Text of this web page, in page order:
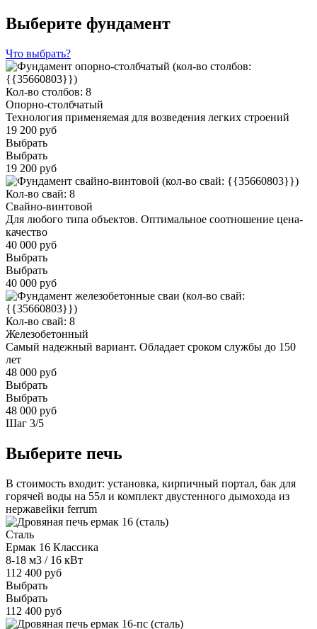
Выберите фундамент
Что выбрать?
Кол-во столбов: 8
Опорно-столбчатый
Технология применяемая для возведения легких строений
19 200 руб
Выбрать
Выбрать
19 200 руб
Кол-во свай: 8
Свайно-винтовой
Для любого типа объектов. Оптимальное соотношение цена-
качество
40 000 руб
Выбрать
Выбрать
40 000 руб
Кол-во свай: 8
Железобетонный
Самый надежный вариант. Обладает сроком службы до 150
лет
48 000 руб
Выбрать
Выбрать
48 000 руб
Шаг 3/5
Выберите печь
В стоимость входит: установка, кирпичный портал, бак для
горячей воды на 55л и комплект двустенного дымохода из
нержавейки ferrum
Сталь
Ермак 16 Классика
8-18 м3 / 16 кВт
112 400 руб
Выбрать
Выбрать
112 400 руб